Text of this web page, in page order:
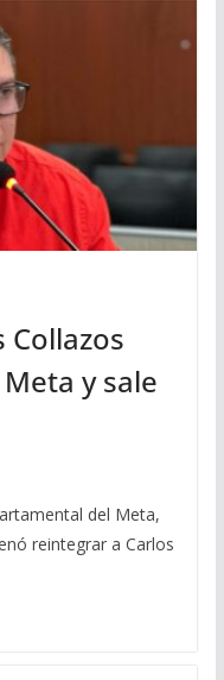
Collazos
y sale
del Meta,
reintegrar a Carlos